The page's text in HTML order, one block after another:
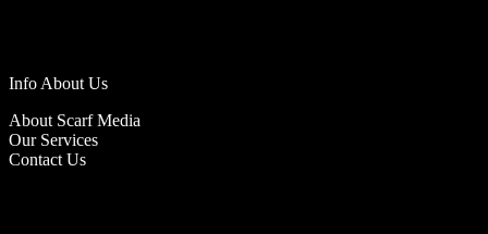
Info About Us
About Scarf Media
Our Services
Contact Us